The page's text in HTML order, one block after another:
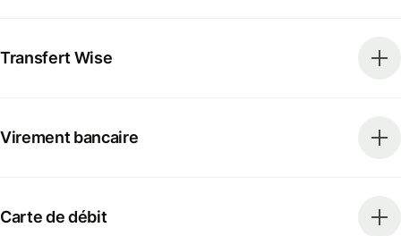
Transfert Wise
Virement bancaire
Carte de débit